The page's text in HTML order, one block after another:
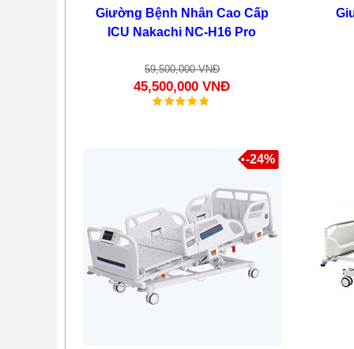
Giường Paramount Bed
A5 4 Động Cơ
-24%
Giường Bệnh Nhân Cao Cấp
ICU Nakachi NC-H16 Pro
59,500,000 VNĐ
45,500,000 VNĐ
-24%